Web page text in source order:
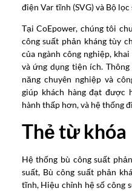
điện Var tĩnh (SVG) và Bộ
Tại CoEpower, chúng tôi
công suất phản kháng tùy
của ngành công nghiệp,
và ứng dụng tiện ích.
năng chuyên nghiệp và
giúp khách hàng đạt được
hành thấp hơn, và hệ thống
Thẻ từ khóa
Hệ thống bù công suất
suất, Bù công suất phản
tĩnh, Hiệu chỉnh hệ số công